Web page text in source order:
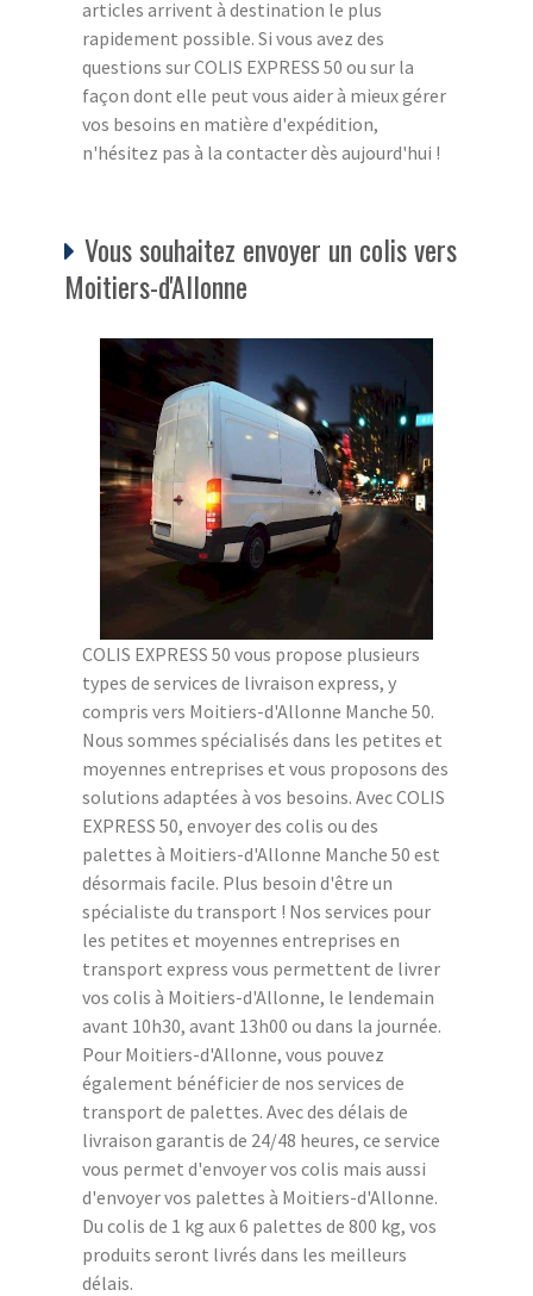
articles arrivent à destination le plus
rapidement possible. Si vous avez des
questions sur COLIS EXPRESS 50 ou sur la
façon dont elle peut vous aider à mieux gérer
vos besoins en matière d'expédition,
n'hésitez pas à la contacter dès aujourd'hui !
Vous souhaitez envoyer un colis vers
Moitiers-d'Allonne
COLIS EXPRESS 50 vous propose plusieurs
types de services de livraison express, y
compris vers Moitiers-d'Allonne Manche 50.
Nous sommes spécialisés dans les petites et
moyennes entreprises et vous proposons des
solutions adaptées à vos besoins. Avec COLIS
EXPRESS 50, envoyer des colis ou des
palettes à Moitiers-d'Allonne Manche 50 est
désormais facile. Plus besoin d'être un
spécialiste du transport ! Nos services pour
les petites et moyennes entreprises en
transport express vous permettent de livrer
vos colis à Moitiers-d'Allonne, le lendemain
avant 10h30, avant 13h00 ou dans la journée.
Pour Moitiers-d'Allonne, vous pouvez
également bénéficier de nos services de
transport de palettes. Avec des délais de
livraison garantis de 24/48 heures, ce service
vous permet d'envoyer vos colis mais aussi
d'envoyer vos palettes à Moitiers-d'Allonne.
Du colis de 1 kg aux 6 palettes de 800 kg, vos
produits seront livrés dans les meilleurs
délais.